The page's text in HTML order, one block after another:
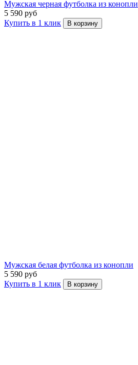
Мужская черная футболка из конопли
5 590 руб
Купить в 1 клик
В корзину
Мужская белая футболка из конопли
5 590 руб
Купить в 1 клик
В корзину